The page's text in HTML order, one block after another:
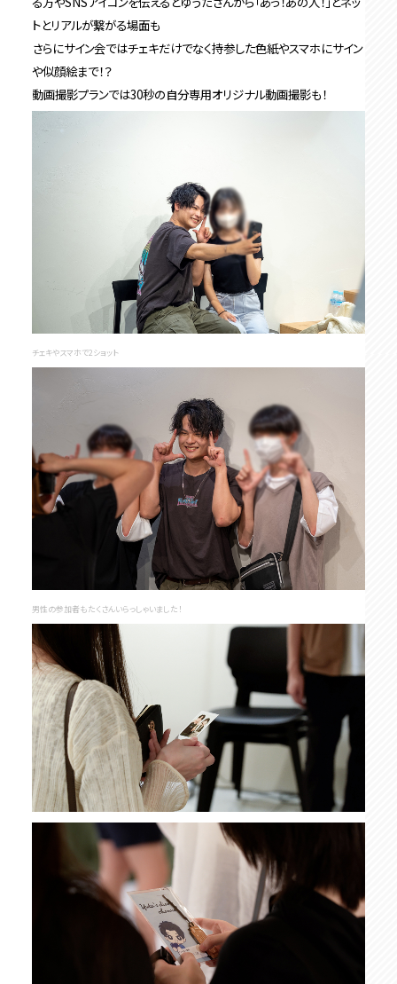
トとリアルが繋がる場面も
さらにサイン会ではチェキだけでなく持参した色紙やスマホにサイン
や似顔絵まで！？
動画撮影プランでは30秒の自分専用オリジナル動画撮影も！
チェキやスマホで2ショット
男性の参加者もたくさんいらっしゃいました！